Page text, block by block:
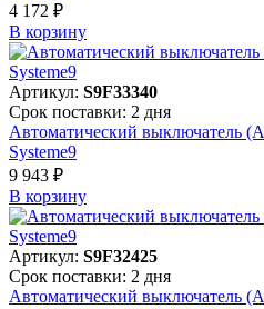
4 172 ₽
В корзинy
Артикул: S9F33340
Срок поставки: 2 дня
Автоматический выключатель
Systeme9
9 943 ₽
В корзинy
Артикул: S9F32425
Срок поставки: 2 дня
Автоматический выключатель